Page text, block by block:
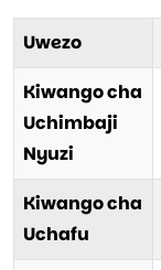
Uwezo
Kiwango cha
Uchimbaji
Nyuzi
Kiwango cha
Uchafu